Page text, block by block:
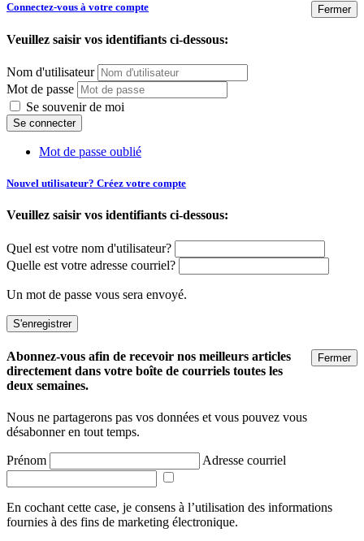
Fermer
Connectez-vous à votre compte
Veuillez saisir vos identifiants ci-dessous:
Nom d'utilisateur
Mot de passe
Se souvenir de moi
Mot de passe oublié
Nouvel utilisateur? Créez votre compte
Veuillez saisir vos identifiants ci-dessous:
Quel est votre nom d'utilisateur?
Quelle est votre adresse courriel?
Un mot de passe vous sera envoyé.
Fermer
Abonnez-vous afin de recevoir nos meilleurs articles
directement dans votre boîte de courriels toutes les
deux semaines.
Nous ne partagerons pas vos données et vous pouvez vous
désabonner en tout temps.
Prénom Adresse courriel
En cochant cette case, je consens à l’utilisation des informations
fournies à des fins de marketing électronique.